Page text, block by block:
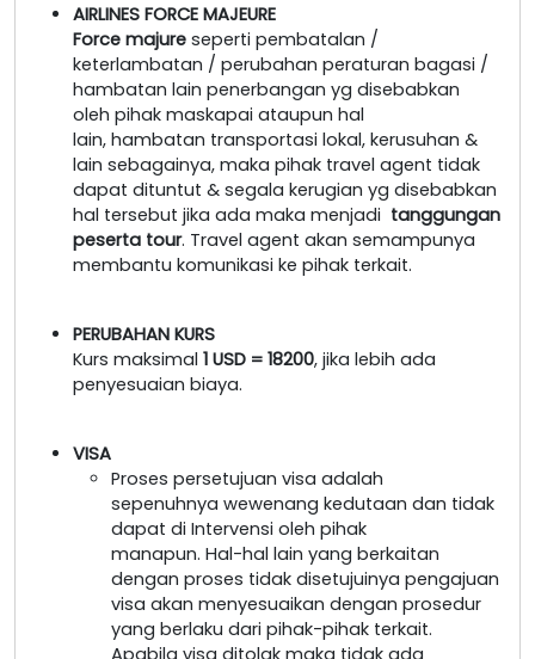
AIRLINES FORCE MAJEURE
Force majure seperti pembatalan /
keterlambatan / perubahan peraturan bagasi /
hambatan lain penerbangan yg disebabkan
oleh pihak maskapai ataupun hal
lain, hambatan transportasi lokal, kerusuhan &
lain sebagainya, maka pihak travel agent tidak
dapat dituntut & segala kerugian yg disebabkan
hal tersebut jika ada maka menjadi tanggungan
peserta tour. Travel agent akan semampunya
membantu komunikasi ke pihak terkait.
PERUBAHAN KURS
Kurs maksimal 1 USD = 18200, jika lebih ada
penyesuaian biaya.
VISA
Proses persetujuan visa adalah
sepenuhnya wewenang kedutaan dan tidak
dapat di Intervensi oleh pihak
manapun. Hal-hal lain yang berkaitan
dengan proses tidak disetujuinya pengajuan
visa akan menyesuaikan dengan prosedur
yang berlaku dari pihak-pihak terkait.
Apabila visa ditolak maka tidak ada